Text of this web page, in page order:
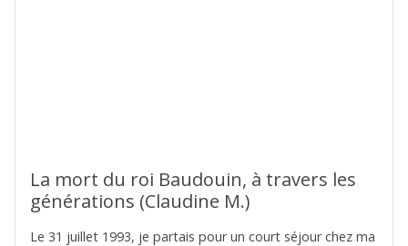
La mort du roi Baudouin, à travers les
générations (Claudine M.)
Le 31 juillet 1993, je partais pour un court séjour chez ma